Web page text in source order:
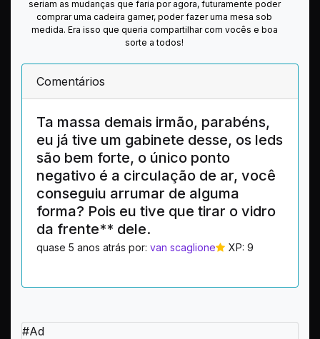
seriam as mudanças que faria por agora, futuramente poder
comprar uma cadeira gamer, poder fazer uma mesa sob
medida. Era isso que queria compartilhar com vocês e boa
sorte a todos!
Comentários
Ta massa demais irmão, parabéns,
eu já tive um gabinete desse, os leds
são bem forte, o único ponto
negativo é a circulação de ar, você
conseguiu arrumar de alguma
forma? Pois eu tive que tirar o vidro
da frente** dele.
quase 5 anos atrás por: van scaglione XP: 9
#Ad